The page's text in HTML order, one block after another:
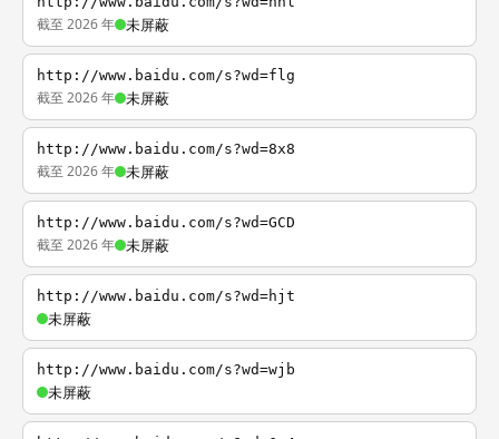
截至 2026 年 未屏蔽
http://www.baidu.com/s?wd=flg
截至 2026 年 未屏蔽
http://www.baidu.com/s?wd=8x8
截至 2026 年 未屏蔽
http://www.baidu.com/s?wd=GCD
截至 2026 年 未屏蔽
http://www.baidu.com/s?wd=hjt
未屏蔽
http://www.baidu.com/s?wd=wjb
未屏蔽